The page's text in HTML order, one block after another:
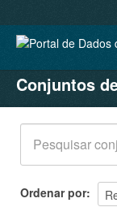
CONJUNTOS
GRUPOS
SOBRE
Conjuntos
Ordenar por